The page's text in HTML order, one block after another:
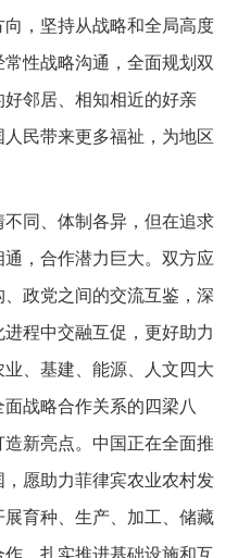
，坚持从战略和全局高度
性战略沟通，全面规划双
邻居、相知相近的好亲
民带来更多福祉，为地区
同、体制各异，但在追求
，合作潜力巨大。双方应
政党之间的交流互鉴，深
程中交融互促，更好助力
、基建、能源、人文四大
战略合作关系的四梁八
新亮点。中国正在全面推
愿助力菲律宾农业农村发
育种、生产、加工、储藏
。扎实推进基础设施和互